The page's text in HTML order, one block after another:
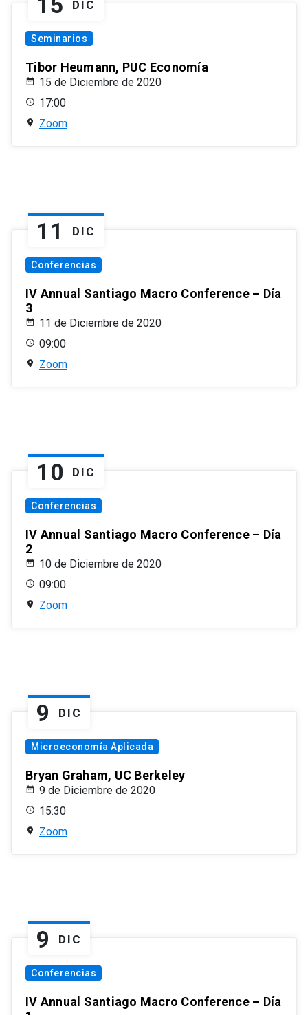
DIC
Seminarios
Tibor Heumann, PUC Economía
15 de Diciembre de 2020
17:00
Zoom
11 DIC
Conferencias
IV Annual Santiago Macro Conference – Día
3
11 de Diciembre de 2020
09:00
Zoom
10 DIC
Conferencias
IV Annual Santiago Macro Conference – Día
2
10 de Diciembre de 2020
09:00
Zoom
9 DIC
Microeconomía Aplicada
Bryan Graham, UC Berkeley
9 de Diciembre de 2020
15:30
Zoom
9 DIC
Conferencias
IV Annual Santiago Macro Conference – Día